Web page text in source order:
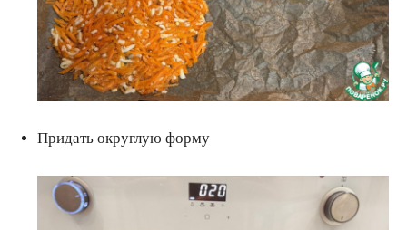
Придать округлую форму